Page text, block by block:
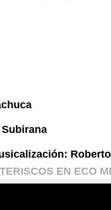
EN ECO